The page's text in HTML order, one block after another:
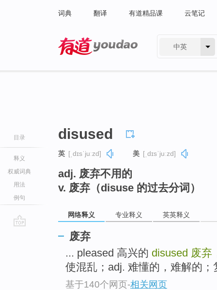
词典 翻译 有道精品课 云笔记
中英
目录
释义
权威词典
用法
例句
disused
英 [ˌdɪsˈjuːzd] 美 [ˌdɪsˈjuːzd]
adj. 废弃不用的
v. 废弃（disuse 的过去分词）
网络释义 专业释义 英英释义
废弃
... pleased 高兴的 disused 废弃
使混乱；adj. 难懂的，难解的；
基于140个网页-相关网页